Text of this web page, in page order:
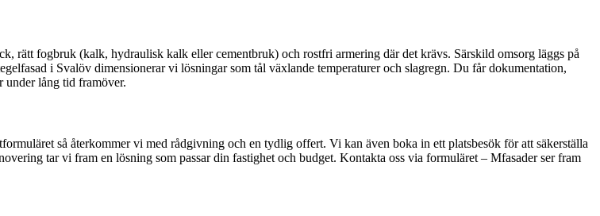
rätt fogbruk (kalk, hydraulisk kalk eller cementbruk) och rostfri armering där det krävs. Särskild omsorg läggs på
i Svalöv dimensionerar vi lösningar som tål växlande temperaturer och slagregn. Du får dokumentation,
under lång tid framöver.
så återkommer vi med rådgivning och en tydlig offert. Vi kan även boka in ett platsbesök för att säkerställa
tar vi fram en lösning som passar din fastighet och budget. Kontakta oss via formuläret – Mfasader ser fram